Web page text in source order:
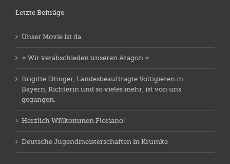
Letzte Beiträge
Unser Movie ist da
⭐️ Wir verabschieden unseren Aragon ⭐️
Brigitte Ellinger, Landesbeauftragte Voltigieren in
Bayern, Richterin und so vieles mehr, ist von uns
gegangen.
Herzlich Willkommen Floriano!
Deutsche Jugendmeisterschaften in Krumke